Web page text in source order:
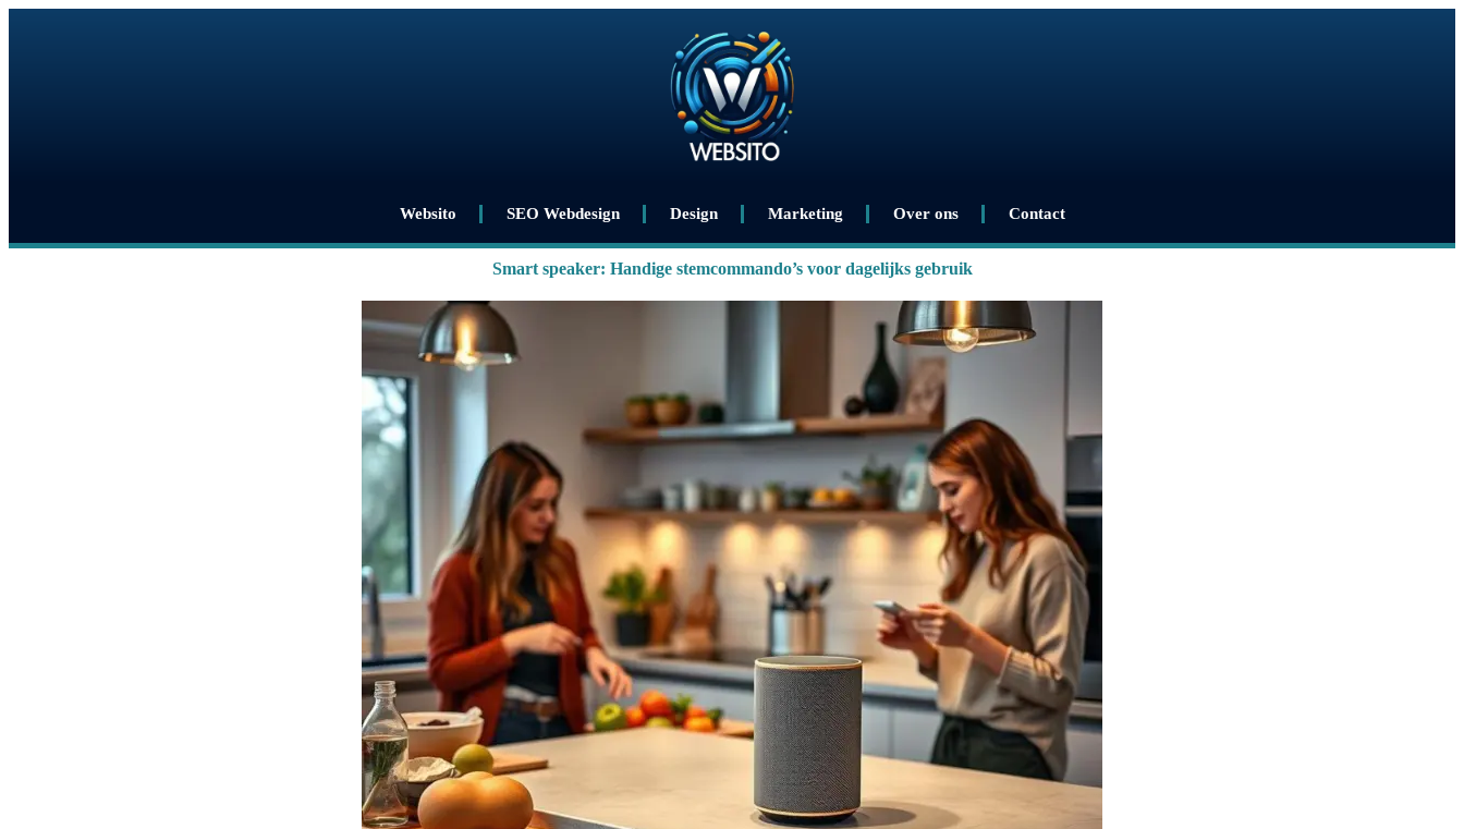
Websito SEO Webdesign Design Marketing Over ons Contact
Smart speaker: Handige stemcommando’s voor dagelijks gebruik